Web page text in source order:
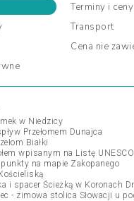
Terminy i ceny
Transport
Cena nie
w Niedzicy
Przełomem Dunajca
Białki
wpisanym na Listę UNESCO
na mapie Zakopanego
i spacer Ścieżką w Koronach
- zimowa stolica Słowacji u